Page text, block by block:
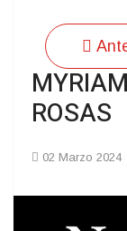
ROSAS
02 Marzo 2024